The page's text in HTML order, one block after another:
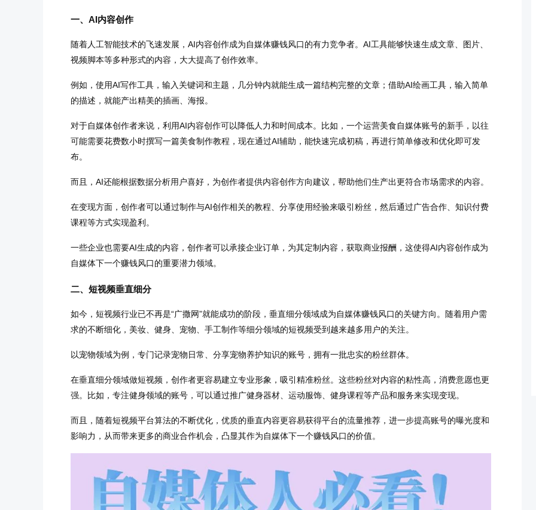
一、AI内容创作
随着人工智能技术的飞速发展，AI内容创作成为自媒体赚钱风口的有力竞争者。AI工具能够快速生成文章、图片、
视频脚本等多种形式的内容，大大提高了创作效率。
例如，使用AI写作工具，输入关键词和主题，几分钟内就能生成一篇结构完整的文章；借助AI绘画工具，输入简单
的描述，就能产出精美的插画、海报。
对于自媒体创作者来说，利用AI内容创作可以降低人力和时间成本。比如，一个运营美食自媒体账号的新手，以往
可能需要花费数小时撰写一篇美食制作教程，现在通过AI辅助，能快速完成初稿，再进行简单修改和优化即可发
布。
而且，AI还能根据数据分析用户喜好，为创作者提供内容创作方向建议，帮助他们生产出更符合市场需求的内容。
在变现方面，创作者可以通过制作与AI创作相关的教程、分享使用经验来吸引粉丝，然后通过广告合作、知识付费
课程等方式实现盈利。
一些企业也需要AI生成的内容，创作者可以承接企业订单，为其定制内容，获取商业报酬，这使得AI内容创作成为
自媒体下一个赚钱风口的重要潜力领域。
二、短视频垂直细分
如今，短视频行业已不再是“广撒网”就能成功的阶段，垂直细分领域成为自媒体赚钱风口的关键方向。随着用户需
求的不断细化，美妆、健身、宠物、手工制作等细分领域的短视频受到越来越多用户的关注。
以宠物领域为例，专门记录宠物日常、分享宠物养护知识的账号，拥有一批忠实的粉丝群体。
在垂直细分领域做短视频，创作者更容易建立专业形象，吸引精准粉丝。这些粉丝对内容的粘性高，消费意愿也更
强。比如，专注健身领域的账号，可以通过推广健身器材、运动服饰、健身课程等产品和服务来实现变现。
而且，随着短视频平台算法的不断优化，优质的垂直内容更容易获得平台的流量推荐，进一步提高账号的曝光度和
影响力，从而带来更多的商业合作机会，凸显其作为自媒体下一个赚钱风口的价值。